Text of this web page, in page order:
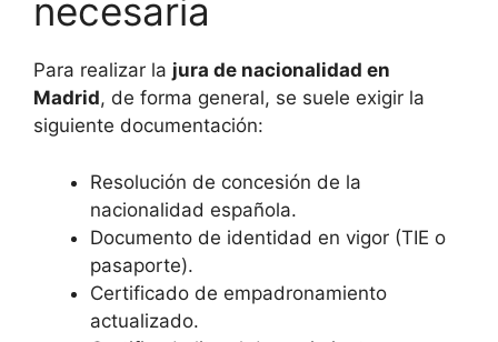
necesaria
Para realizar la jura de nacionalidad en
Madrid, de forma general, se suele exigir la
siguiente documentación:
Resolución de concesión de la
nacionalidad española.
Documento de identidad en vigor (TIE o
pasaporte).
Certificado de empadronamiento
actualizado.